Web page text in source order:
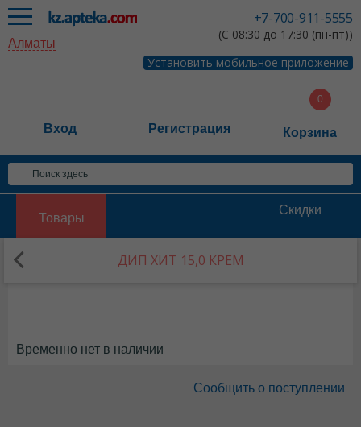
+7-700-911-5555
(С 08:30 до 17:30 (пн-пт))
Установить мобильное приложение
Алматы
Вход Регистрация Корзина
Товары
Скидки
ДИП ХИТ 15,0 КРЕМ
Временно нет в наличии
Сообщить о поступлении